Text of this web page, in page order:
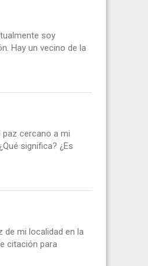
soy
Hay un vecino de la
paz cercano a mi
significa? ¿Es
de mi localidad en la
citación para